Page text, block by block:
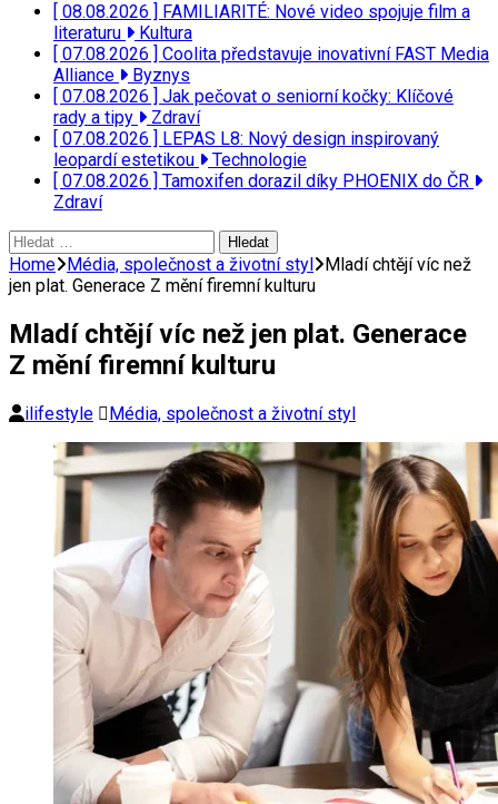
[ 08.08.2026 ] FAMILIARITÉ: Nové video spojuje film a
literaturu
Kultura
[ 07.08.2026 ] Coolita představuje inovativní FAST Media
Alliance
Byznys
[ 07.08.2026 ] Jak pečovat o seniorní kočky: Klíčové
rady a tipy
Zdraví
[ 07.08.2026 ] LEPAS L8: Nový design inspirovaný
leopardí estetikou
Technologie
[ 07.08.2026 ] Tamoxifen dorazil díky PHOENIX do ČR
Zdraví
Vyhledávání
Home Média, společnost a životní styl Mladí chtějí víc než
jen plat. Generace Z mění firemní kulturu
Mladí chtějí víc než jen plat. Generace
Z mění firemní kulturu
ilifestyle Média, společnost a životní styl